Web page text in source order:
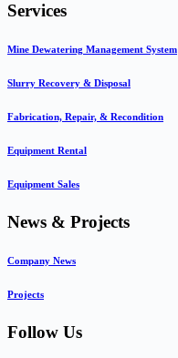
Services
Mine Dewatering Management System
Slurry Recovery & Disposal
Fabrication, Repair, & Recondition
Equipment Rental
Equipment Sales
News & Projects
Company News
Projects
Follow Us